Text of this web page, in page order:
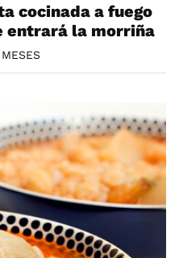
cocinada a fuego
entrará la morriña